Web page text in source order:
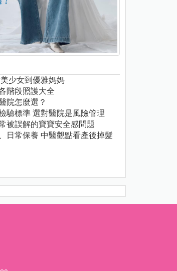
少女到優雅媽媽
階段照護大全
院怎麼選？
驗標準 選對醫院是風險管理
被誤解的寶寶安全感問題
日常保養 中醫觀點看產後掉髮